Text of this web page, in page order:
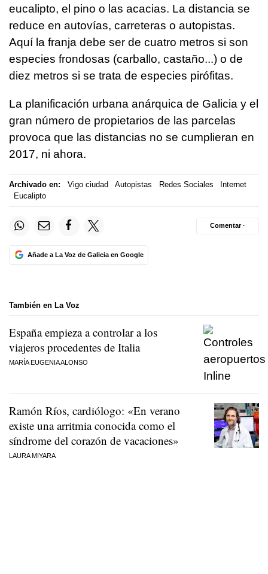
eucalipto, el pino o las acacias. La distancia se
reduce en autovías, carreteras o autopistas.
Aquí la franja debe ser de cuatro metros si son
especies frondosas (carballo, castaño...) o de
diez metros si se trata de especies pirófitas.
La planificación urbana anárquica de Galicia y el
gran número de propietarios de las parcelas
provoca que las distancias no se cumplieran en
2017, ni ahora.
Archivado en: Vigo ciudad Autopistas Redes Sociales
Internet
Eucalipto
Añade a La Voz de Galicia en Google
Comentar ·
También en La Voz
España empieza a controlar a los
viajeros procedentes de Italia
MARÍA EUGENIA ALONSO
Ramón Ríos, cardiólogo: «En verano
existe una arritmia conocida como el
síndrome del corazón de vacaciones»
LAURA MIYARA